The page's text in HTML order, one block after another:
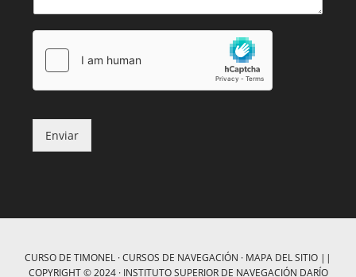
Enviar
CURSO DE TIMONEL ·CURSOS DE NAVEGACIÓN · MAPA DEL SITIO ||
COPYRIGHT © 2024 · INSTITUTO SUPERIOR DE NAVEGACIÓN DARÍO